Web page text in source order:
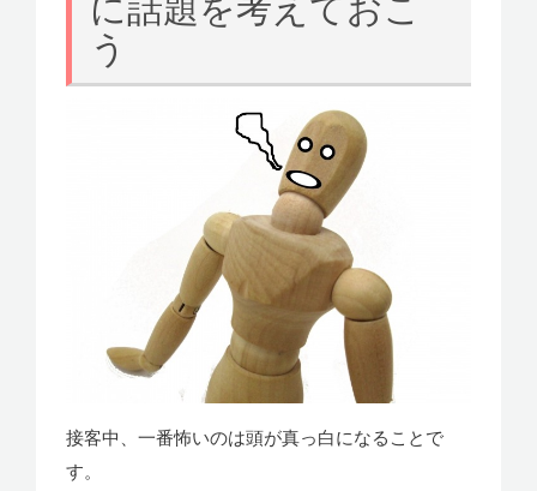
う
接客中、一番怖いのは頭が真っ白になることで
す。